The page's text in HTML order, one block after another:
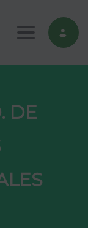
Toggle
DE